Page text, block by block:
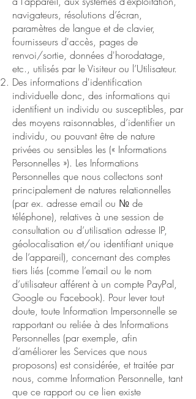
navigateurs, résolutions d’écran,
paramètres de langue et de clavier,
fournisseurs d'accès, pages de
renvoi/sortie, données d'horodatage,
etc., utilisés par le Visiteur ou l’Utilisateur.
Des informations d'identification
individuelle donc, des informations qui
identifient un individu ou susceptibles, par
des moyens raisonnables, d’identifier un
individu, ou pouvant être de nature
privées ou sensibles les (« Informations
Personnelles »). Les Informations
Personnelles que nous collectons sont
principalement de natures relationnelles
(par ex. adresse email ou № de
téléphone), relatives à une session de
consultation ou d’utilisation adresse IP,
géolocalisation et/ou identifiant unique
de l’appareil), concernant des comptes
tiers liés (comme l’email ou le nom
d’utilisateur afférent à un compte PayPal,
Google ou Facebook). Pour lever tout
doute, toute Information Impersonnelle se
rapportant ou reliée à des Informations
Personnelles (par exemple, afin
d’améliorer les Services que nous
proposons) est considérée, et traitée par
nous, comme Information Personnelle, tant
que ce rapport ou ce lien existe